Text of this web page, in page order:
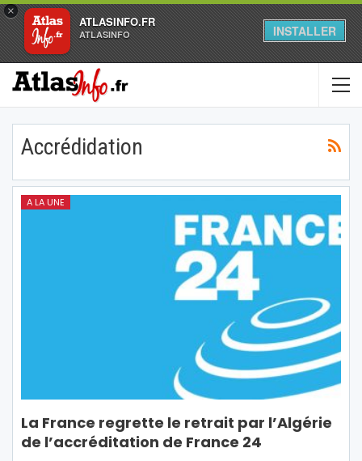
×
ATLASINFO.FR
ATLASINFO INSTALLER
Accrédidation
A LA UNE
La France regrette le retrait par l’Algérie
de l’accréditation de France 24